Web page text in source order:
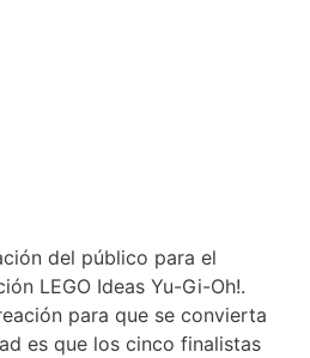
del público para el
LEGO Ideas Yu-Gi-Oh!.
para que se convierta
es que los cinco finalistas